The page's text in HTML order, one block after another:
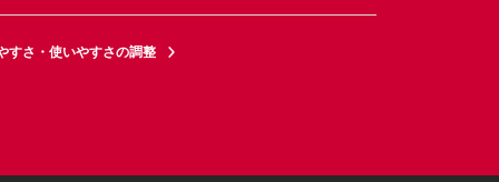
すさ・使いやすさの調整